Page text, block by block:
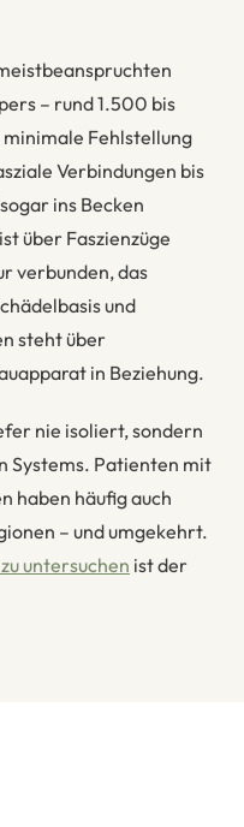
– rund 1.500 bis
Fehlstellung
Verbindungen bis
ins Becken
über Faszienzüge
verbunden, das
und
steht über
in Beziehung.
nie isoliert, sondern
Systems. Patienten mit
haben häufig auch
– und umgekehrt.
untersuchen ist der